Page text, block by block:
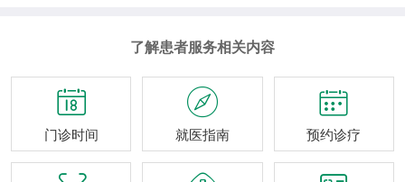
了解患者服务相关内容

门诊时间

就医指南

预约诊疗